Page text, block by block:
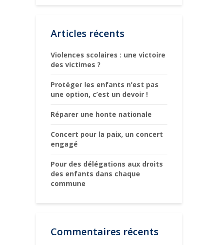
Articles récents
Violences scolaires : une victoire
des victimes ?
Protéger les enfants n’est pas
une option, c’est un devoir !
Réparer une honte nationale
Concert pour la paix, un concert
engagé
Pour des délégations aux droits
des enfants dans chaque
commune
Commentaires récents